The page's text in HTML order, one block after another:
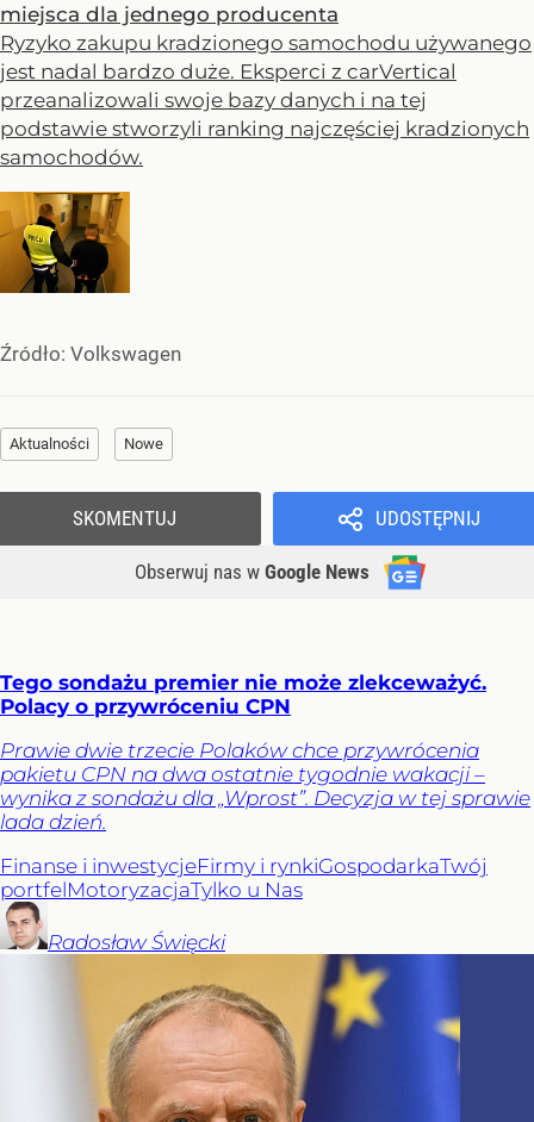
miejsca dla jednego producenta
Ryzyko zakupu kradzionego samochodu używanego
jest nadal bardzo duże. Eksperci z carVertical
przeanalizowali swoje bazy danych i na tej
podstawie stworzyli ranking najczęściej kradzionych
samochodów.
Źródło: Volkswagen
Aktualności Nowe
UDOSTĘPNIJ
Obserwuj nas w Google News
SKOMENTUJ
Tego sondażu premier nie może zlekceważyć.
Polacy o przywróceniu CPN
Prawie dwie trzecie Polaków chce przywrócenia
pakietu CPN na dwa ostatnie tygodnie wakacji –
wynika z sondażu dla „Wprost”. Decyzja w tej sprawie
lada dzień.
Finanse i inwestycjeFirmy i rynkiGospodarkaTwój
portfelMotoryzacjaTylko u Nas
Radosław Święcki